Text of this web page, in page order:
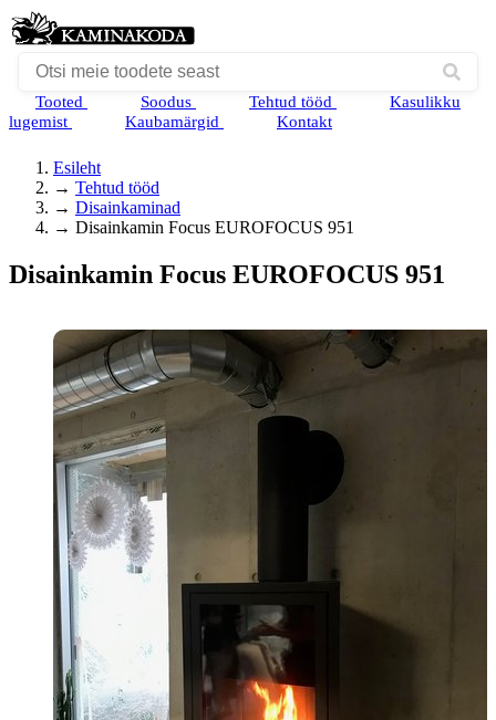
Tooted Soodus Tehtud tööd
Kasulikku
lugemist
Kaubamärgid Kontakt
Esileht
→ Tehtud tööd
→ Disainkaminad
→ Disainkamin Focus EUROFOCUS 951
Disainkamin Focus EUROFOCUS 951